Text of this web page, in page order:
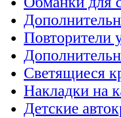
Повторители
Светящиеся
Накладки на
Детские